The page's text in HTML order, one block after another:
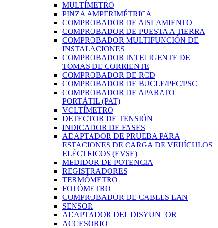
MULTÍMETRO
PINZA AMPERIMÉTRICA
COMPROBADOR DE AISLAMIENTO
COMPROBADOR DE PUESTA A TIERRA
COMPROBADOR MULTIFUNCIÓN DE
INSTALACIONES
COMPROBADOR INTELIGENTE DE
TOMAS DE CORRIENTE
COMPROBADOR DE RCD
COMPROBADOR DE BUCLE/PFC/PSC
COMPROBADOR DE APARATO
PORTÁTIL (PAT)
VOLTÍMETRO
DETECTOR DE TENSIÓN
INDICADOR DE FASES
ADAPTADOR DE PRUEBA PARA
ESTACIONES DE CARGA DE VEHÍCULOS
ELÉCTRICOS (EVSE)
MEDIDOR DE POTENCIA
REGISTRADORES
TERMÓMETRO
FOTÓMETRO
COMPROBADOR DE CABLES LAN
SENSOR
ADAPTADOR DEL DISYUNTOR
ACCESORIO